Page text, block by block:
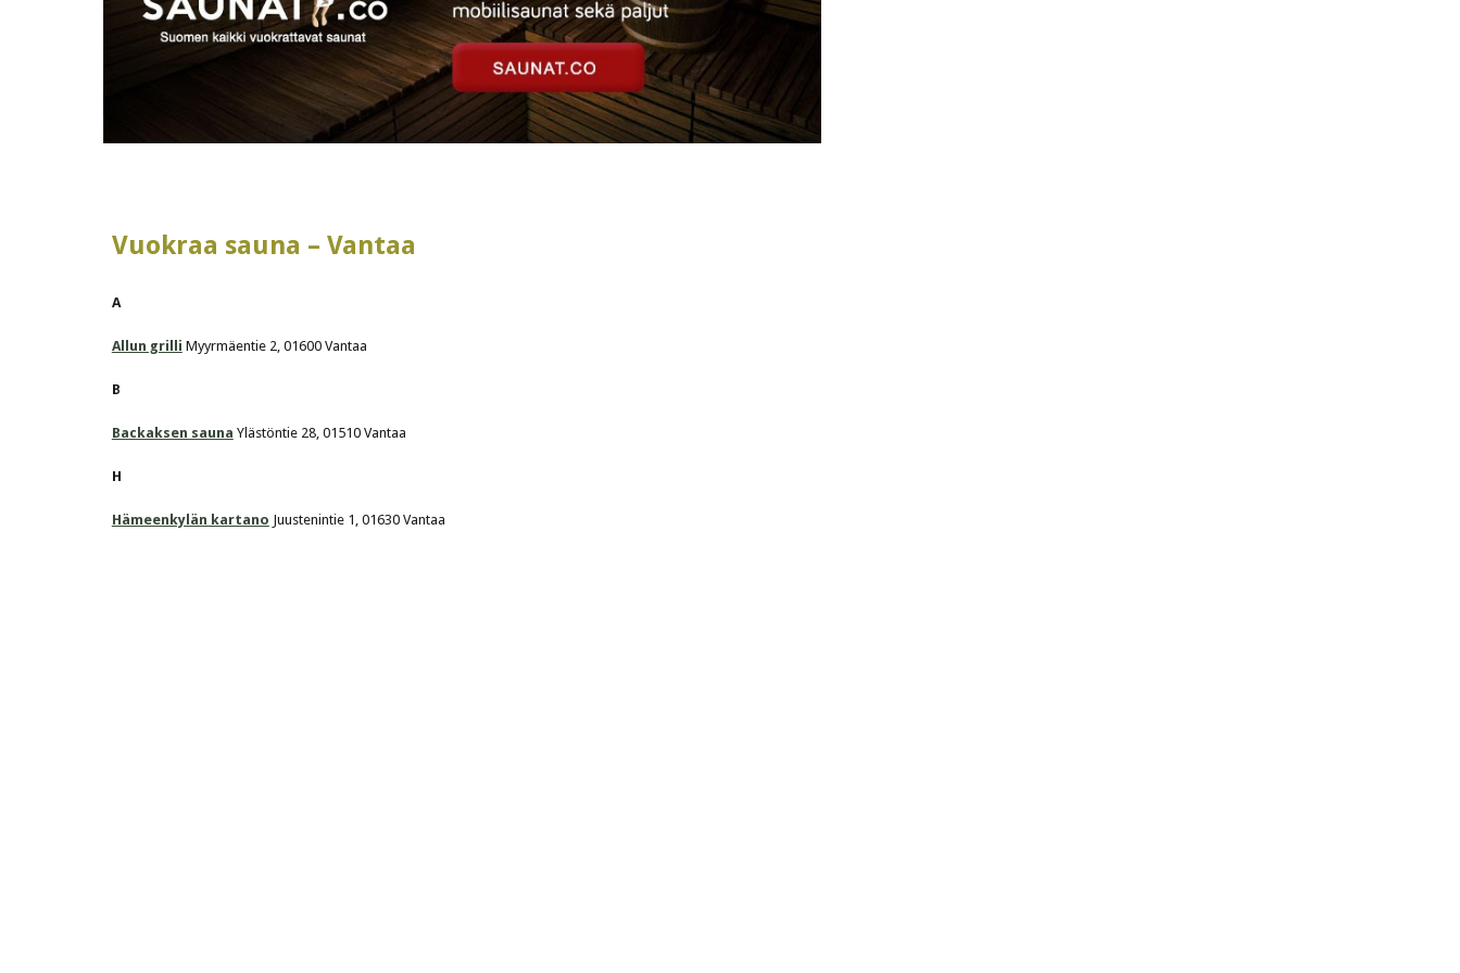
Vuokraa sauna – Vantaa
A
Allun grilli Myyrmäentie 2, 01600 Vantaa
B
Backaksen sauna Ylästöntie 28, 01510 Vantaa
H
Hämeenkylän kartano Juustenintie 1, 01630 Vantaa